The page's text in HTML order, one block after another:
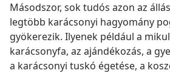
Másodszor, sok tudós azon az
legtöbb karácsonyi hagyomány
gyökerezik. Ilyenek például a
karácsonyfa, az ajándékozás, a
a karácsonyi tuskó égetése, a